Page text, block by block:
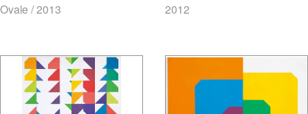
Ovale / 2013
2012